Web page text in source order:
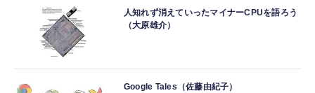
人知れず消えていったマイナーCPUを語ろう
（大原雄介）
Google Tales（佐藤由紀子）